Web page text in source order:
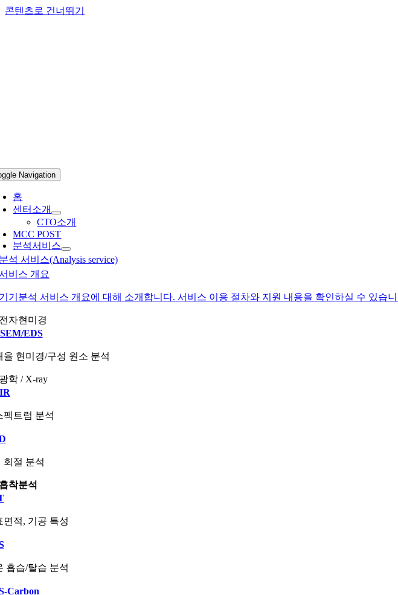
콘텐츠로 건너뛰기
Navigation
홈
센터소개
CTO소개
MCC POST
분석서비스
석 서비스(Analysis service)
비스 개요
기분석 서비스 개요에 대해 소개합니다. 서비스 이용 절차와 지원 내용을 확인하실 수 있습
자현미경
EDS
율 현미경/구성 원소 분석
학 / X-ray
펙트럼 분석
회절 분석
착분석
면적, 기공 특성
흡습/탈습 분석
Carbon